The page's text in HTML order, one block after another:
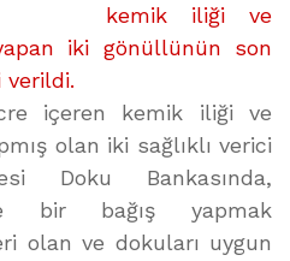
kemik iliği ve
iki gönüllünün son
verildi.
içeren kemik iliği ve
olan iki sağlıklı verici
Doku Bankasında,
bir bağış yapmak
olan ve dokuları uygun